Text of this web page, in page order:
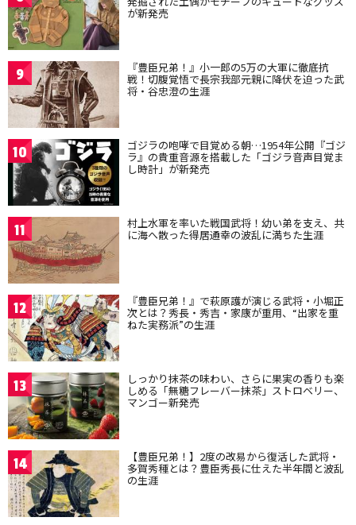
が新発売
9 『豊臣兄弟！』小一郎の5万の大軍に徹底抗
戦！切腹覚悟で長宗我部元親に降伏を迫った武
将・谷忠澄の生涯
10 ゴジラの咆哮で目覚める朝…1954年公開『ゴジ
ラ』の貴重音源を搭載した「ゴジラ音声目覚ま
し時計」が新発売
11 村上水軍を率いた戦国武将！幼い弟を支え、共
に海へ散った得居通幸の波乱に満ちた生涯
12 『豊臣兄弟！』で萩原護が演じる武将・小堀正
次とは？秀長・秀吉・家康が重用、“出家を重
ねた実務派”の生涯
13 しっかり抹茶の味わい、さらに果実の香りも楽
しめる「無糖フレーバー抹茶」ストロベリー、
マンゴー新発売
14 【豊臣兄弟！】2度の改易から復活した武将・
多賀秀種とは？豊臣秀長に仕えた半年間と波乱
の生涯